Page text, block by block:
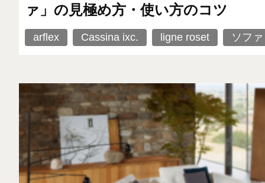
ァ」の見極め方・使い方のコツ
arflex Cassina ixc. ligne roset ソファ